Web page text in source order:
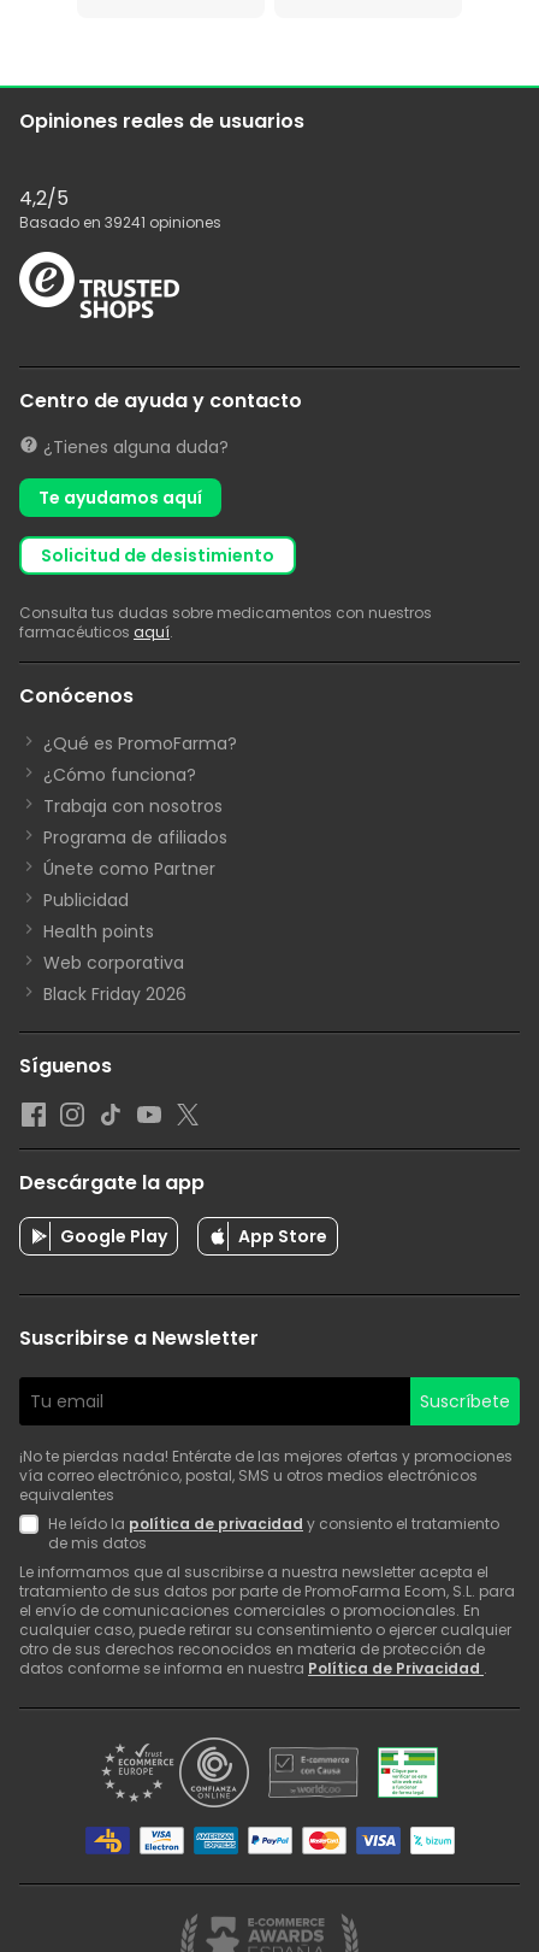
Opiniones reales de usuarios
4,2/5
Basado en 39241 opiniones
Centro de ayuda y contacto
¿Tienes alguna duda?
Te ayudamos aquí
solicitud de desistimiento
Consulta tus dudas sobre medicamentos con nuestros
farmacéuticos aquí.
Conócenos
¿Qué es PromoFarma?
¿Cómo funciona?
Trabaja con nosotros
Programa de afiliados
Únete como Partner
Publicidad
Health points
Web corporativa
Black Friday 2026
Síguenos
Descárgate la app
Google Play App Store
Suscribirse a Newsletter
Suscríbete
¡No te pierdas nada! Entérate de las mejores ofertas y promociones
vía correo electrónico, postal, SMS u otros medios electrónicos
equivalentes
He leído la política de privacidad y consiento el tratamiento
de mis datos
Le informamos que al suscribirse a nuestra newsletter acepta el
tratamiento de sus datos por parte de PromoFarma Ecom, S.L. para
el envío de comunicaciones comerciales o promocionales. En
cualquier caso, puede retirar su consentimiento o ejercer cualquier
otro de sus derechos reconocidos en materia de protección de
datos conforme se informa en nuestra Política de Privacidad .